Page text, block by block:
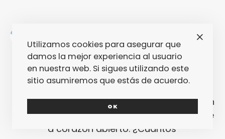
Empezó siendo nuestro colaborador
estrella en Galicia... Y ha acabado
por coordinar su propia facción de
FPM en el norte de la península. Es lo
que pasa cuando la música no es un
hobby, sino una pasión: Jose escribe
a corazón abierto. ¿Cuántos
Utilizamos cookies para asegurar que
damos la mejor experiencia al usuario
en nuestra web. Si sigues utilizando este
sitio asumiremos que estás de acuerdo.
OK